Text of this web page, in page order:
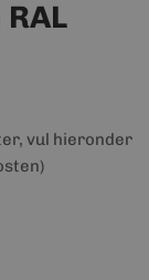
vul hieronder